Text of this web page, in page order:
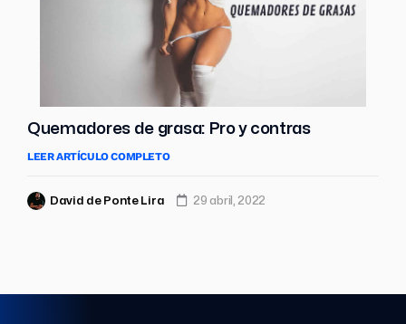
Quemadores de grasa: Pro y contras
LEER ARTÍCULO COMPLETO
David de Ponte Lira 29 abril, 2022